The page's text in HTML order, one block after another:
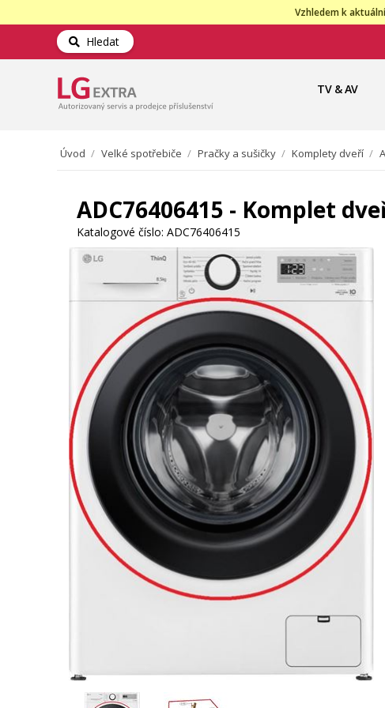
Vzhledem k
Hledat
TV & AV
Úvod / Velké spotřebiče / Pračky a sušičky / Komplety dveří /
ADC76406415 - Komplet
Katalogové číslo: ADC76406415